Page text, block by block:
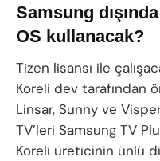
Samsung
OS kullanacak?
Tizen lisansı ile
Koreli dev tarafından
Linsar, Sunny ve
TV’leri Samsung TV
Koreli üreticinin ünlü